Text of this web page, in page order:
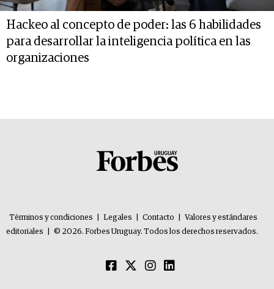
Hackeo al concepto de poder: las 6 habilidades
para desarrollar la inteligencia política en las
organizaciones
Términos y condiciones Legales Contacto
Valores y estándares
editoriales
© 2026. Forbes Uruguay. Todos los derechos reservados.